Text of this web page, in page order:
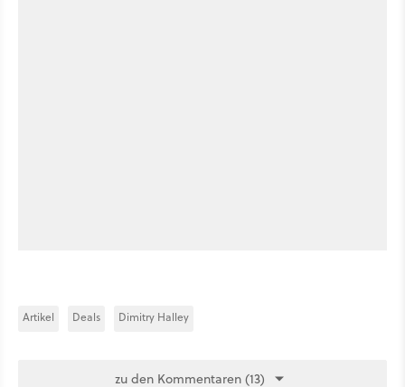
Artikel Deals Dimitry Halley
zu den Kommentaren (13)